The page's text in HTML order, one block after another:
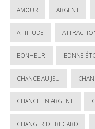
AMOUR ARGENT
ATTITUDE
BONHEUR BONNE
CHANCE AU JEU
CHANCE EN ARGENT
CHANGER DE REGARD